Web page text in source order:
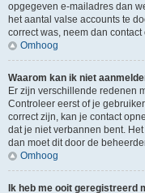
opgegeven e-mailadres dan
het aantal valse accounts te
correct was, neem dan
Omhoog
Waarom kan ik niet
Er zijn verschillende redenen
Controleer eerst of je
correct zijn, kan je contact
dat je niet verbannen bent.
dan moet dit door de
Omhoog
Ik heb me ooit geregistreerd